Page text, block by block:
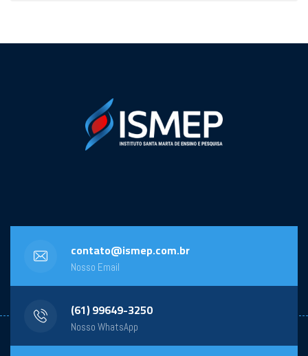
contato@ismep.com.br
Nosso Email
(61) 99649-3250
Nosso WhatsApp